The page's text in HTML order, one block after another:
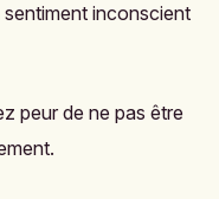
sentiment inconscient
peur de ne pas être